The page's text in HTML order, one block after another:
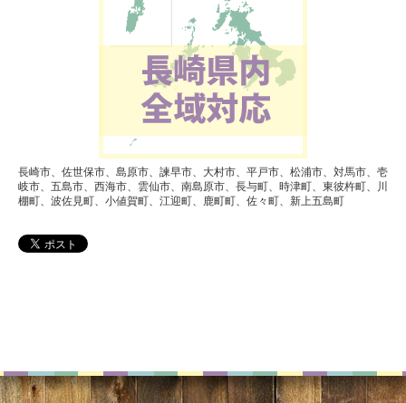
長崎市、佐世保市、島原市、諫早市、大村市、平戸市、松浦市、対馬市、壱
岐市、五島市、西海市、雲仙市、南島原市、長与町、時津町、東彼杵町、川
棚町、波佐見町、小値賀町、江迎町、鹿町町、佐々町、新上五島町